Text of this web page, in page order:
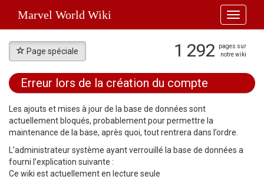
Toggle
Marvel World Wiki
Page spéciale 1 292
pages sur
notre wiki
Erreur lors de la création du compte
Les ajouts et mises à jour de la base de données sont
actuellement bloqués, probablement pour permettre la
maintenance de la base, après quoi, tout rentrera dans l’ordre.
L’administrateur système ayant verrouillé la base de données a
fourni l’explication suivante :
Ce wiki est actuellement en lecture seule